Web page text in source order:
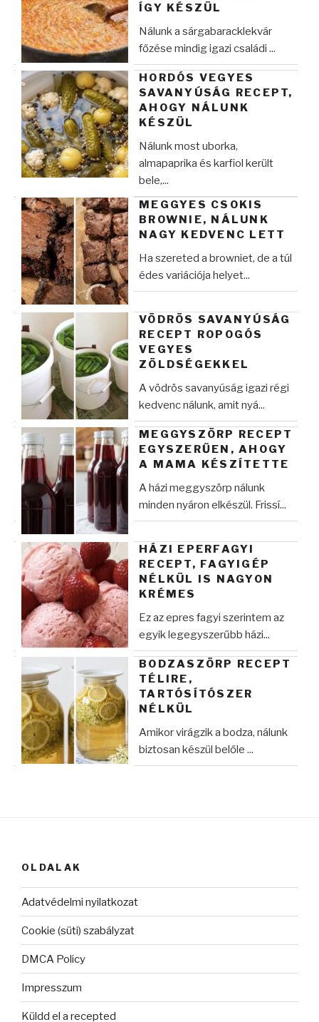
ÍGY KÉSZÜL
Nálunk a sárgabaracklekvár
főzése mindig igazi családi ...
HORDÓS VEGYES
SAVANYÚSÁG RECEPT,
AHOGY NÁLUNK
KÉSZÜL
Nálunk most uborka,
almapaprika és karfiol került
bele,...
MEGGYES CSOKIS
BROWNIE, NÁLUNK
NAGY KEDVENC LETT
Ha szereted a browniet, de a túl
édes variációja helyet...
VÖDRÖS SAVANYÚSÁG
RECEPT ROPOGÓS
VEGYES
ZÖLDSÉGEKKEL
A vödrös savanyúság igazi régi
kedvenc nálunk, amit nyá...
MEGGYSZÖRP RECEPT
EGYSZERŰEN, AHOGY
A MAMA KÉSZÍTETTE
A házi meggyszörp nálunk
minden nyáron elkészül. Frissí...
HÁZI EPERFAGYI
RECEPT, FAGYIGÉP
NÉLKÜL IS NAGYON
KRÉMES
Ez az epres fagyi szerintem az
egyik legegyszerűbb házi...
BODZASZÖRP RECEPT
TÉLIRE,
TARTÓSÍTÓSZER
NÉLKÜL
Amikor virágzik a bodza, nálunk
biztosan készül belőle ...
OLDALAK
Adatvédelmi nyilatkozat
Cookie (süti) szabályzat
DMCA Policy
Impresszum
Küldd el a recepted